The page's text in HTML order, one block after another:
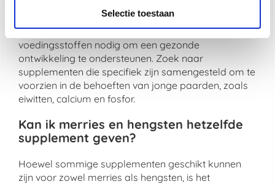
Selectie toestaan
Jonge hengsten in groei hebben extra
voedingsstoffen nodig om een gezonde
ontwikkeling te ondersteunen. Zoek naar
supplementen die specifiek zijn samengesteld om te
voorzien in de behoeften van jonge paarden, zoals
eiwitten, calcium en fosfor.
Kan ik merries en hengsten hetzelfde
supplement geven?
Hoewel sommige supplementen geschikt kunnen
zijn voor zowel merries als hengsten, is het